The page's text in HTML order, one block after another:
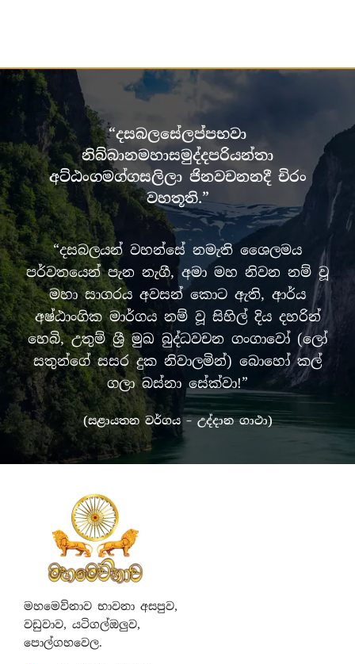
“දසබලසේලප්පභවා
නිබ්බානමහාසමුද්දපරියන්තා
අට්ඨංගමග්ගසලිලා ජිනවචනනදී චිරං
වහතූති.”
“දසබලයන් වහන්සේ නමැති ශෛලමය
පර්වතයෙන් පැන නැගී, අමා මහ නිවන නම් වූ
මහා සාගරය අවසන් කොට ඇති, ආර්ය
අෂ්ඨාංගික මාර්ගය නම් වූ සිහිල් දිය දහරින්
හෙබි, උතුම් ශ්‍රී මුඛ බුද්ධවචන ගංගාවෝ (ලෝ
සතුන්ගේ සසර දුක නිවාලමින්) බොහෝ කල්
ගලා බස්නා සේක්වා!”
(සළායතන වර්ගය – උද්දාන ගාථා)
මහමෙව්නාව භාවනා අසපුව,
වඩුවාව, යටිගල්ඔලුව,
පොල්ගහවෙල.